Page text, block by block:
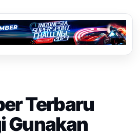
Terbaru
Gunakan